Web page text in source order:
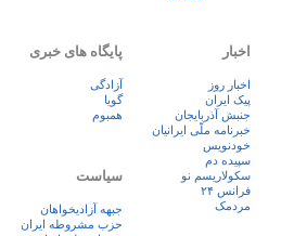
اخبار
اخبار روز
پيک ايران
جنبش آذربایجان
خبرنامه ملّی ایرانیان
خودنویس
سپیده دم
سکولاریسم نو
فرانس ۲۴
مردمک
پایگاه های خبری
آزادگی
گویا
همبوم
سیاست
جبهه آزادیخواهان
حزب مشروطه ایران